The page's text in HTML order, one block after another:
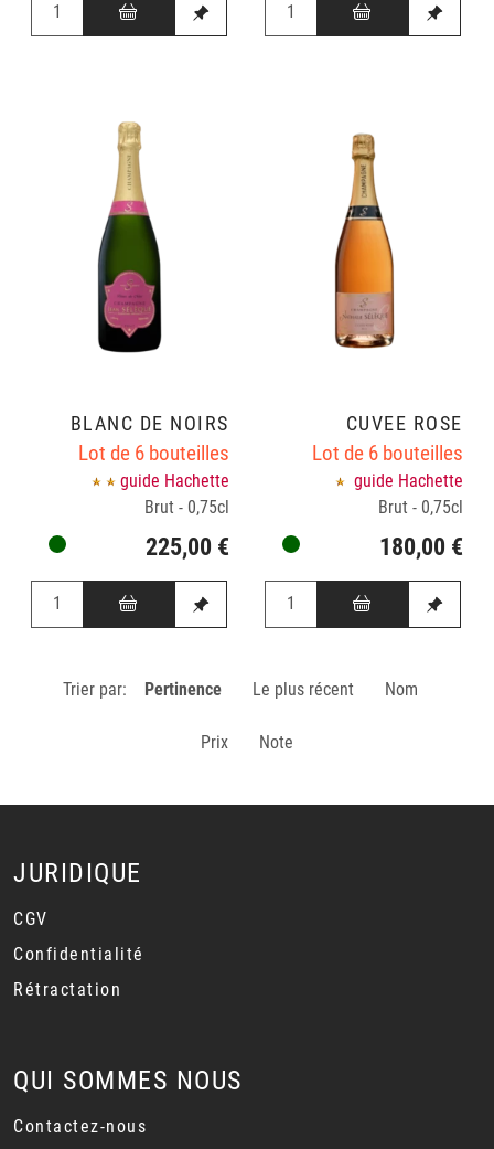
BLANC DE NOIRS
Lot de 6 bouteilles
guide Hachette
Brut - 0,75cl
225,00 €
CUVÉE ROSÉ
Lot de 6 bouteilles
guide Hachette
Brut - 0,75cl
180,00 €
Trier par: Pertinence Le plus récent Nom
Prix Note
JURIDIQUE
CGV
Confidentialité
Rétractation
QUI SOMMES NOUS
Contactez-nous